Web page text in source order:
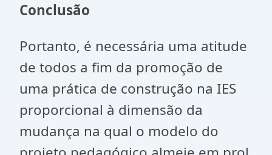
Conclusão
Portanto, é necessária uma atitude
de todos a fim da promoção de
uma prática de construção na IES
proporcional à dimensão da
mudança na qual o modelo do